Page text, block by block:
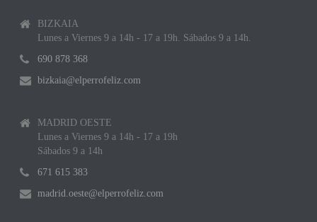
BIZKAIA
Lunes a Viernes 9 a 14h - 17 a 19h. Sábados 9 a 14h.
690 878 368
bizkaia@elperrofeliz.com
MADRID OESTE
Lunes a Viernes 9 a 14h - 17 a 19h
Sábados 9 a 14h
671 615 383
madrid.oeste@elperrofeliz.com